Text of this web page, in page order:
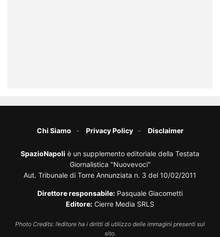
Chi Siamo Privacy Policy Disclaimer
SpazioNapoli è un supplemento editoriale della Testata
Giornalistica "Nuovevoci"
Aut. Tribunale di Torre Annunziata n. 3 del 10/02/2011
Direttore responsabile: Pasquale Giacometti
Editore: Cierre Media SRLS
Photo Credits: l’editore ha i diritti di utilizzo delle immagini presenti sul
sito.